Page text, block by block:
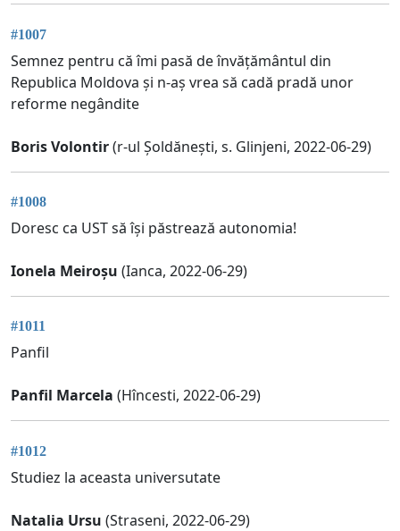
#1007
Semnez pentru că îmi pasă de învățământul din
Republica Moldova și n-aș vrea să cadă pradă unor
reforme negândite
Boris Volontir(r-ul Șoldănești, s. Glinjeni, 2022-06-29)
#1008
Doresc ca UST să își păstrează autonomia!
Ionela Meiroșu (Ianca, 2022-06-29)
#1011
Panfil
Panfil Marcela (Hîncesti, 2022-06-29)
#1012
Studiez la aceasta universutate
Natalia Ursu (Straseni, 2022-06-29)